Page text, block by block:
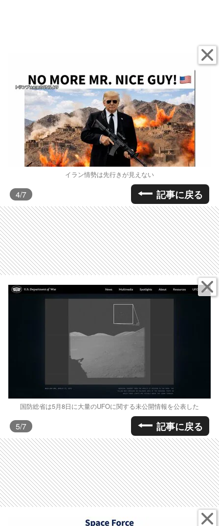
イラン情勢は先行きが見えない
4/7 記事に戻る
国防総省は5月8日に大量のUFOに関する未公開情報を公表した
5/7 記事に戻る